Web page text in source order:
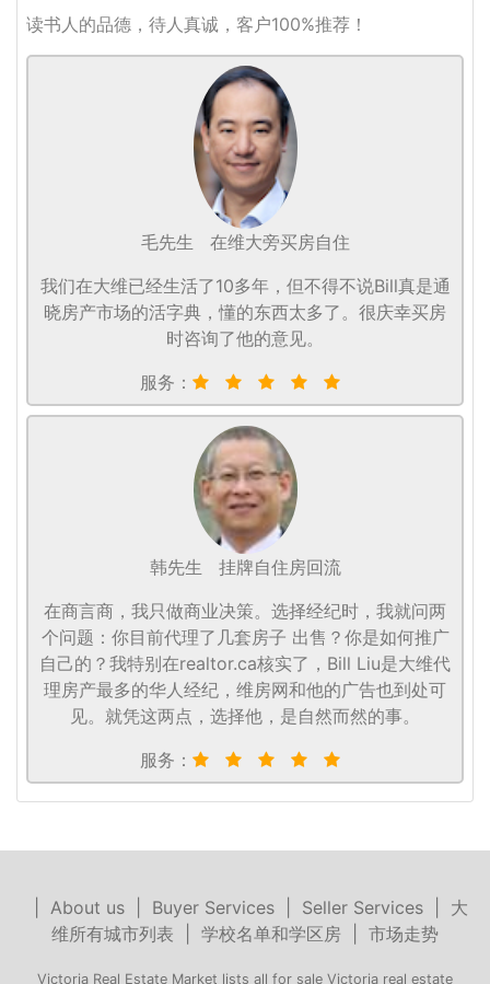
读书人的品德，待人真诚，客户100%推荐！
毛先生
在维大旁买房自住
我们在大维已经生活了10多年，但不得不说Bill真是通
晓房产市场的活字典，懂的东西太多了。很庆幸买房
时咨询了他的意见。
服务：
韩先生
挂牌自住房回流
在商言商，我只做商业决策。选择经纪时，我就问两
个问题：你目前代理了几套房子 出售？你是如何推广
自己的？我特别在realtor.ca核实了，Bill Liu是大维代
理房产最多的华人经纪，维房网和他的广告也到处可
见。就凭这两点，选择他，是自然而然的事。
服务：
About us| Buyer Services| Seller Services| 大
维所有城市列表
学校名单和学区房 市场走势
Victoria Real Estate Market lists all for sale Victoria real estate